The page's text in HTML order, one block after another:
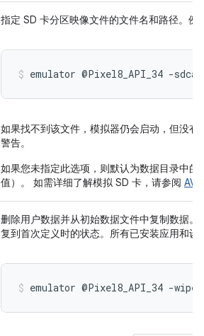
指定 SD 卡分区映像文件的文件名和路径。例
emulator @Pixel8_API_34 -
如果找不到该文件，模拟器仍会启动，但没
警告。
如果您未指定此选项，则默认为数据目录中的
值）。 如需详细了解模拟 SD 卡，请参阅
删除用户数据并从初始数据文件中复制数据
复到首次定义时的状态。所有已安装应用和设
emulator @Pixel8_API_34 -